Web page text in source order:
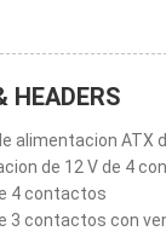
HEADERS
alimentacion ATX
de 12 V de 4
4 contactos
3 contactos con